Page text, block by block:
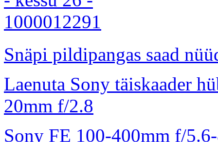
Snäpi pildipangas saad
Laenuta Sony täiskaader
20mm f/2.8
Sony FE 100-400mm f/